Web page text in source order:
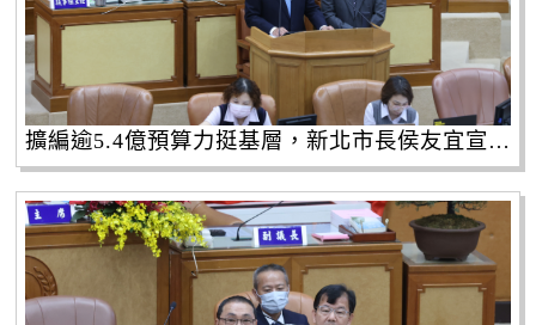
擴編逾5.4億預算力挺基層，新北市長侯友宜宣布調增里基等6項經費。